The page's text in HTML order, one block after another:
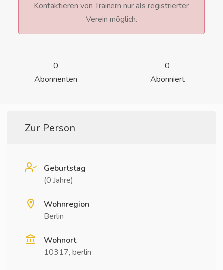
Kontaktieren von Trainern nur als registrierter
Verein möglich.
0
Abonnenten
0
Abonniert
Zur Person
Geburtstag
(0 Jahre)
Wohnregion
Berlin
Wohnort
10317, berlin